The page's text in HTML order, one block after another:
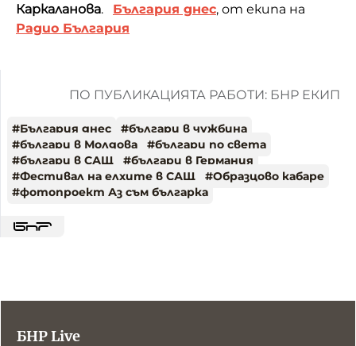
Каркаланова. България днес, от екипа на
Радио България
ПО ПУБЛИКАЦИЯТА РАБОТИ: БНР ЕКИП
#България днес #българи в чужбина
#българи в Молдова #българи по света
#българи в САЩ #българи в Германия
#Фестивал на елхите в САЩ #Образцово кабаре
#фотопроект Аз съм българка
БНР Live